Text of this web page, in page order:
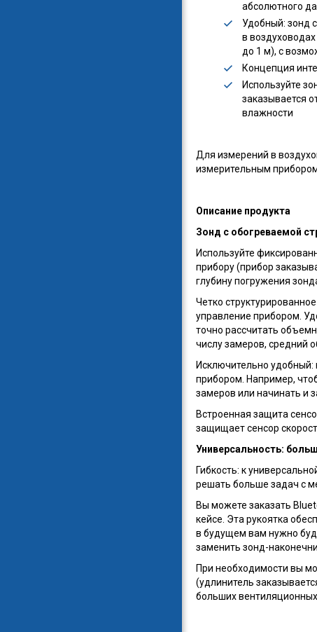
абсолютного
Удобный: зонд
в
до 1 м), с
Концепция
Используйте
заказывается
влажности
Для измерений в
измерительным
Описание продукта
Зонд с обогреваемой
Используйте
прибору (прибор
глубину погружения
Четко
управление прибором.
точно рассчитать
числу замеров, средний
Исключительно
прибором. Например,
замеров или начинать и
Встроенная защита
защищает сенсор
Универсальность:
Гибкость: к
решать больше задач с
Вы можете заказать
кейсе. Эта рукоятка
в будущем вам нужно
заменить зонд-
При необходимости вы
(удлинитель
больших вентиляционных